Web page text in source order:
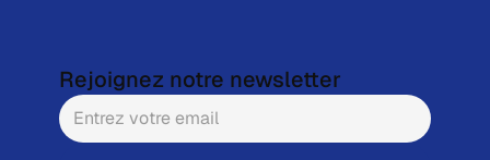
Rejoignez notre newsletter